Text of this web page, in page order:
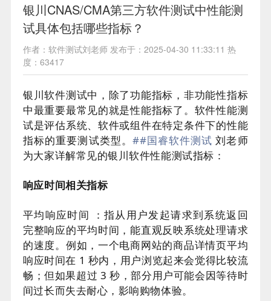
银川CNAS/CMA第三方软件测试中性能测
试具体包括哪些指标？
作者：软件测试刘老师 发布于：2025-04-30 11:33:11 热
度：63417
银川软件测试中，除了功能指标，非功能性指标
中最重要最常见的就是性能指标了。软件性能测
试是评估系统、软件或组件在特定条件下的性能
指标的重要测试类型。 ##国睿软件测试 刘老师
为大家详解常见的银川软件性能测试指标：
响应时间相关指标
平均响应时间 ：指从用户发起请求到系统返回
完整响应的平均时间，能直观反映系统处理请求
的速度。例如，一个电商网站的商品详情页平均
响应时间在 1 秒内，用户浏览起来会觉得比较流
畅；但如果超过 3 秒，部分用户可能会因等待时
间过长而失去耐心，影响购物体验。